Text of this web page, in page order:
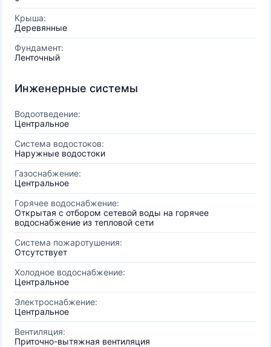
Крыша:
Деревянные
Фундамент:
Ленточный
Инженерные системы
Водоотведение:
Центральное
Система водостоков:
Наружные водостоки
Газоснабжение:
Центральное
Горячее водоснабжение:
Открытая с отбором сетевой воды на горячее
водоснабжение из тепловой сети
Система пожаротушения:
Отсутствует
Холодное водоснабжение:
Центральное
Электроснабжение:
Центральное
Вентиляция:
Приточно-вытяжная вентиляция